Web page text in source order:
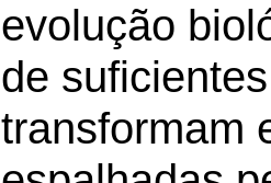
evolução
de
transformam